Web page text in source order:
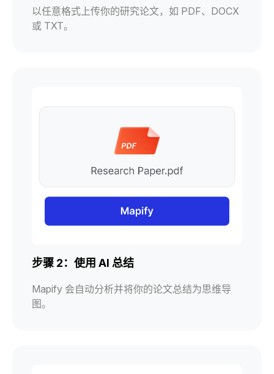
以任意格式上传你的研究论文，如 PDF、DOCX
或 TXT。
步骤 2：使用 AI 总结
Mapify 会自动分析并将你的论文总结为思维导
图。